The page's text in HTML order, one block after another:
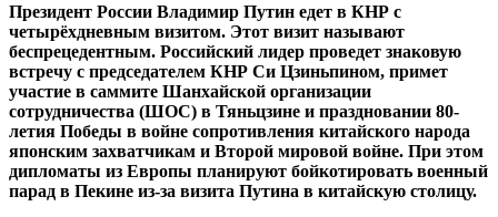
Президент России Владимир Путин едет в КНР с
четырёхдневным визитом. Этот визит называют
беспрецедентным. Российский лидер проведет знаковую
встречу с председателем КНР Си Цзиньпином, примет
участие в саммите Шанхайской организации
сотрудничества (ШОС) в Тяньцзине и праздновании 80-
летия Победы в войне сопротивления китайского народа
японским захватчикам и Второй мировой войне. При этом
дипломаты из Европы планируют бойкотировать военный
парад в Пекине из-за визита Путина в китайскую столицу.